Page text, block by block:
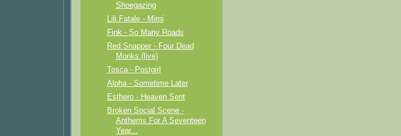
Shoegazing
Lili Fatale - Mimi
Fink - So Many Roads
Red Snapper - Four Dead
Monks (live)
Tosca - Postgirl
Alpha - Sometime Later
Esthero - Heaven Sent
Broken Social Scene -
Anthems For A Seventeen
Year...